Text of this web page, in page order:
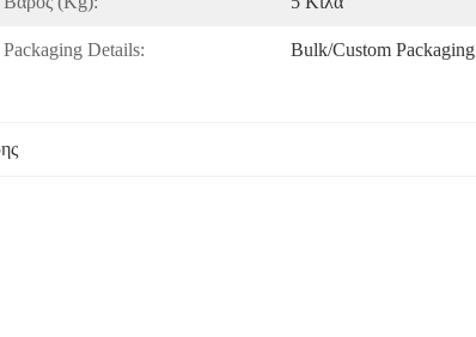
Packaging Details: Bulk/custom Packaging